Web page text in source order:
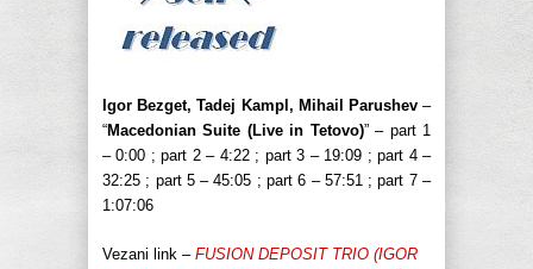
Igor Bezget, Tadej Kampl, Mihail Parushev–
“Macedonian Suite (Live in Tetovo)” – part 1
– 0:00 ; part 2 – 4:22 ; part 3 – 19:09 ; part 4 –
32:25 ; part 5 – 45:05 ; part 6 – 57:51 ; part 7 –
1:07:06
Vezani link – FUSION DEPOSIT TRIO (IGOR